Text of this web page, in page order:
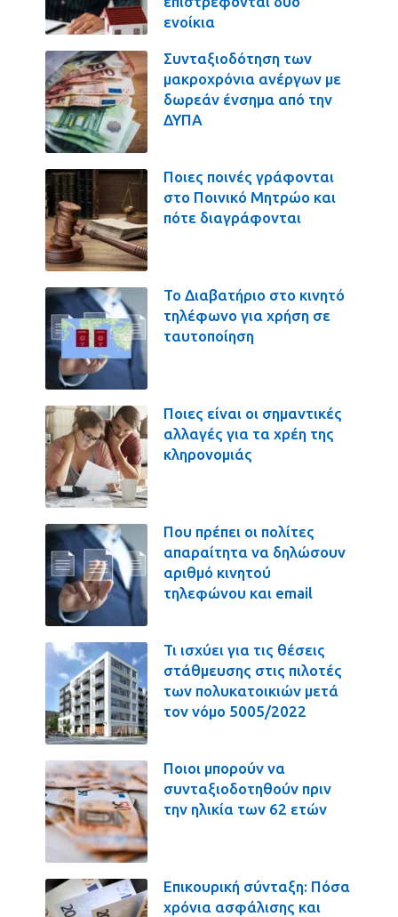
ενοίκια
Συνταξιοδότηση των
μακροχρόνια ανέργων με
δωρεάν ένσημα από την
ΔΥΠΑ
Ποιες ποινές γράφονται
στο Ποινικό Μητρώο και
πότε διαγράφονται
Το Διαβατήριο στο κινητό
τηλέφωνο για χρήση σε
ταυτοποίηση
Ποιες είναι οι σημαντικές
αλλαγές για τα χρέη της
κληρονομιάς
Που πρέπει οι πολίτες
απαραίτητα να δηλώσουν
αριθμό κινητού
τηλεφώνου και email
Τι ισχύει για τις θέσεις
στάθμευσης στις πιλοτές
των πολυκατοικιών μετά
τον νόμο 5005/2022
Ποιοι μπορούν να
συνταξιοδοτηθούν πριν
την ηλικία των 62 ετών
Επικουρική σύνταξη: Πόσα
χρόνια ασφάλισης και